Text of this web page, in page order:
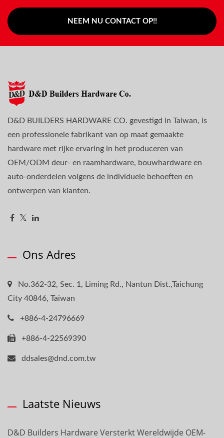
NEEM NU CONTACT OP!!
D&D BUILDERS HARDWARE CO. gevestigd in Taiwan, is
een professionele fabrikant van op maat gemaakte
hardware met rijke ervaring in het produceren van
OEM/ODM deur- en raamhardware, bouwhardware en
auto-onderdelen volgens de individuele behoeften en
ontwerpen van klanten.
Ons Adres
No.362-32, Sec. 1, Liming Rd., Nantun Dist.,Taichung
City 40846, Taiwan
+886-4-24796669
+886-4-22569390
ddsales@dnd.com.tw
Laatste Nieuws
D&D Builders Hardware Versterkt Wereldwijde OEM-